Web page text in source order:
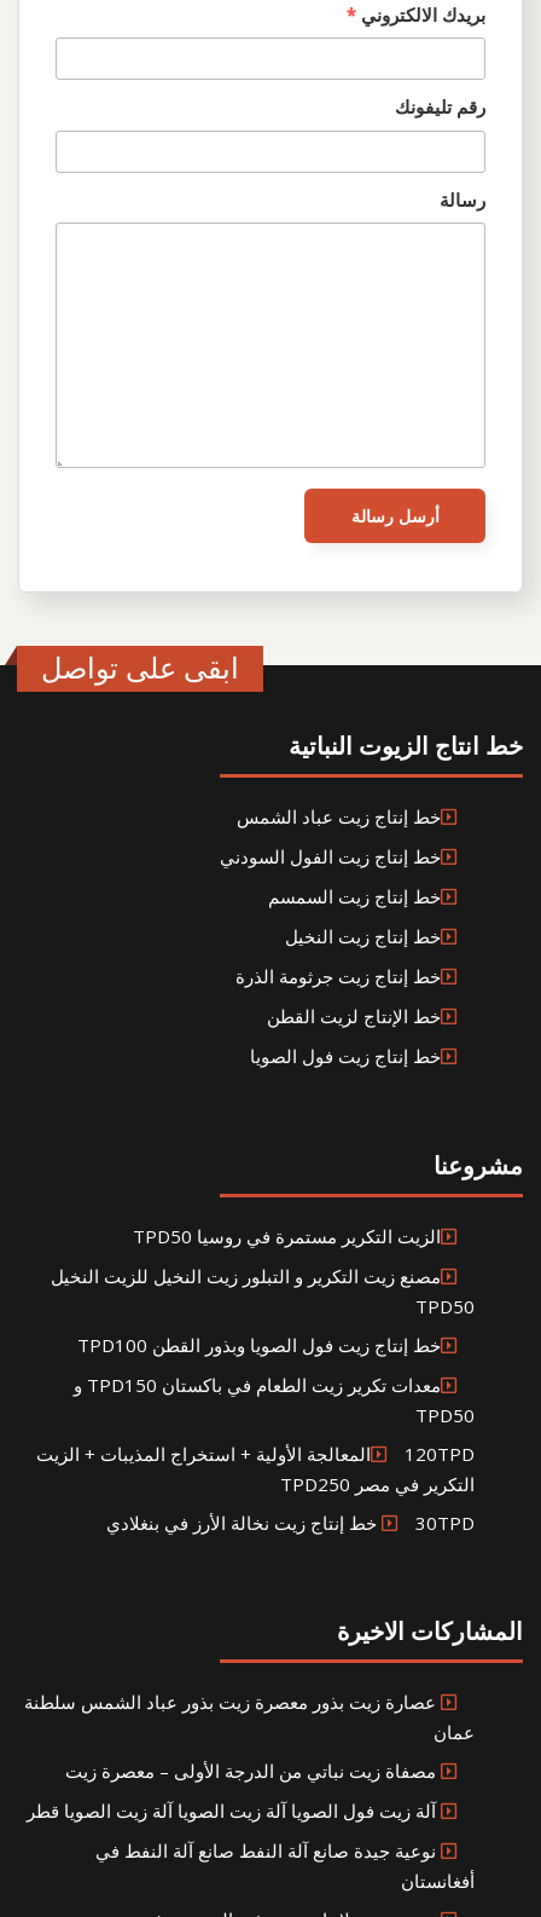
بريدك الالكتروني *
رقم تليفونك
رسالة
ابقى على تواصل
خط انتاج الزيوت النباتية
خط إنتاج زيت عباد الشمس
خط إنتاج زيت الفول السودني
خط إنتاج زيت السمسم
خط إنتاج زيت النخيل
خط إنتاج زيت جرثومة الذرة
خط الإنتاج لزيت القطن
خط إنتاج زيت فول الصويا
مشروعنا
الزيت التكرير مستمرة في روسيا TPD50
مصنع زيت التكرير و التبلور زيت النخيل للزيت النخيل
TPD50
خط إنتاج زيت فول الصويا وبذور القطن TPD100
معدات تكرير زيت الطعام في باكستان TPD150 و
TPD50
120TPDالمعالجة الأولية + استخراج المذيبات + الزيت
التكرير في مصر TPD250
30TPD خط إنتاج زيت نخالة الأرز في بنغلادي
المشاركات الاخيرة
عصارة زيت بذور معصرة زيت بذور عباد الشمس سلطنة
عمان
مصفاة زيت نباتي من الدرجة الأولى – معصرة زيت
آلة زيت فول الصويا آلة زيت الصويا آلة زيت الصويا قطر
نوعية جيدة صانع آلة النفط صانع آلة النفط في
أفغانستان